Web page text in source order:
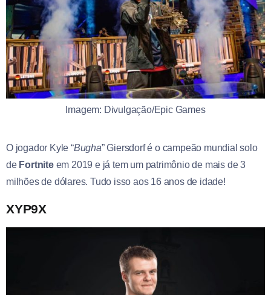
Imagem: Divulgação/Epic Games
O jogador Kyle “Bugha” Giersdorf é o campeão mundial solo
de Fortniteem 2019 e já tem um patrimônio de mais de 3
milhões de dólares. Tudo isso aos 16 anos de idade!
XYP9X